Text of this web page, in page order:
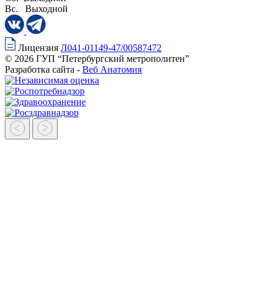
Вс. Выходной
Лицензия Л041-01149-47/00587472
© 2026 ГУП “Петербургский метрополитен”
Разработка сайта - Веб Анатомия